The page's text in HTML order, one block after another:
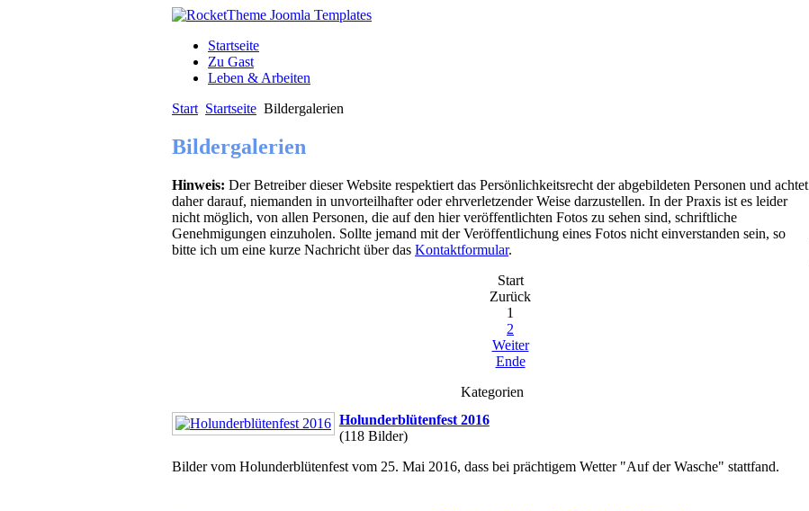
Startseite
Zu Gast
Leben & Arbeiten
Start Startseite Bildergalerien
Bildergalerien
Hinweis: Der Betreiber dieser Website respektiert das Persönlichkeitsrecht der abgebildeten Personen und achtet
daher darauf, niemanden in unvorteilhafter oder ehrverletzender Weise darzustellen. In der Praxis ist es leider
nicht möglich, von allen Personen, die auf den hier veröffentlichten Fotos zu sehen sind, schriftliche
Genehmigungen einzuholen. Sollte jemand mit der Veröffentlichung eines Fotos nicht einverstanden sein, so
bitte ich um eine kurze Nachricht über das Kontaktformular.
Start
Zurück
1
2
Weiter
Ende
Kategorien
Holunderblütenfest 2016
(118 Bilder)
Bilder vom Holunderblütenfest vom 25. Mai 2016, dass bei prächtigem Wetter "Auf der Wasche" stattfand.